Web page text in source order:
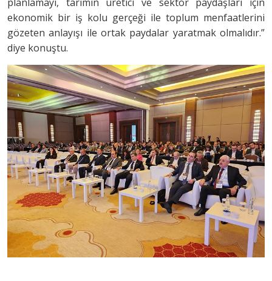
ekonomik bir iş kolu gerçeği ile toplum menfaatlerini
gözeten anlayışı ile ortak paydalar yaratmak olmalıdır.”
diye konuştu.